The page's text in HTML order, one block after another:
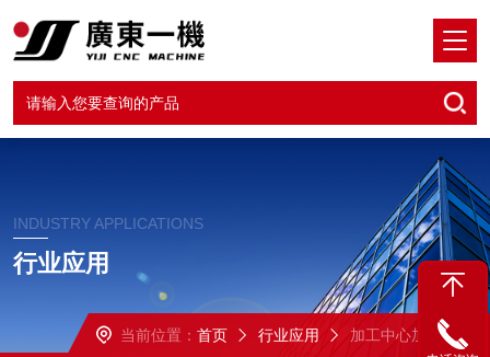
INDUSTRY APPLICATIONS
行业应用
当前位置： 首页 行业应用 加工中心加工 工件